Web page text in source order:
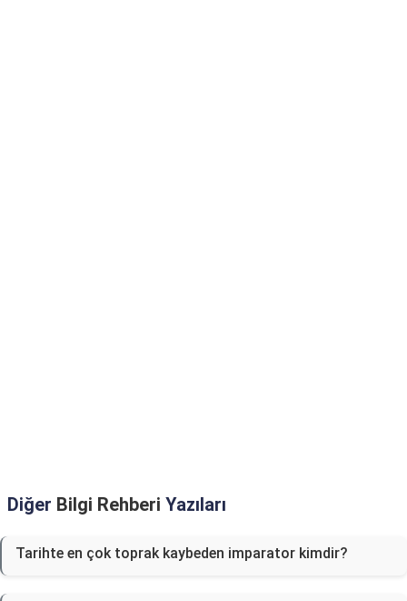
Diğer Bilgi Rehberi Yazıları
Tarihte en çok toprak kaybeden imparator kimdir?